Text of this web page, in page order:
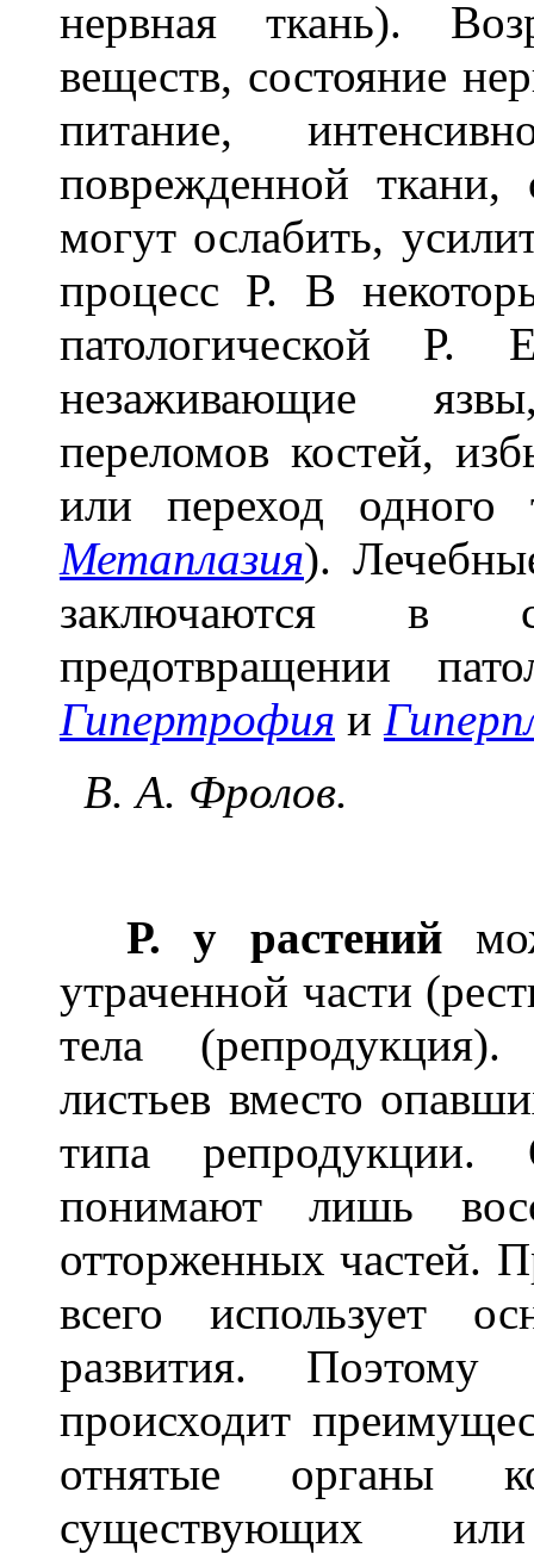
нервная ткань).
веществ, состояние
питание,
поврежденной ткани,
могут ослабить,
процесс Р. В
патологической Р.
незаживающие
переломов костей,
или переход
Метаплазия).
заключаются в
предотвращении
Гипертрофия и
В. А. Фролов.
Р. у растений
утраченной части
тела (репродукция).
листьев вместо
типа
понимают лишь
отторженных частей.
всего использует
развития.
происходит
отнятые органы
существующих